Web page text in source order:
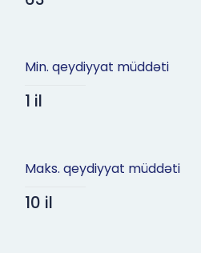
Min. qeydiyyat müddəti
1 il
Maks. qeydiyyat müddəti
10 il